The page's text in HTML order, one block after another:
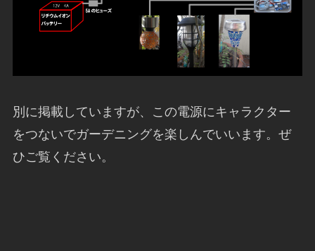
別に掲載していますが、この電源にキャラクター
をつないでガーデニングを楽しんでいいます。ぜ
ひご覧ください。